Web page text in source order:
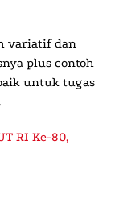
variatif dan
plus contoh
untuk tugas
RI Ke-80,